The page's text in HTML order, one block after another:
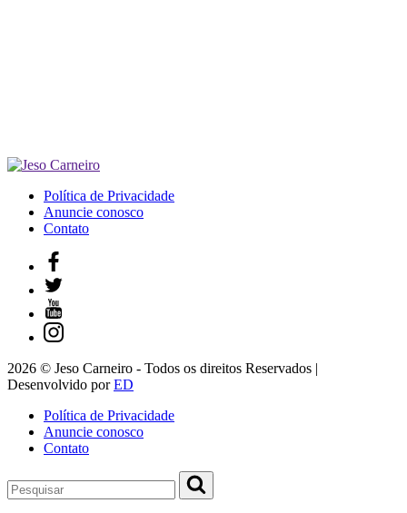
Política de Privacidade
Anuncie conosco
Contato
2026 © Jeso Carneiro - Todos os direitos Reservados |
Desenvolvido porED
Política de Privacidade
Anuncie conosco
Contato